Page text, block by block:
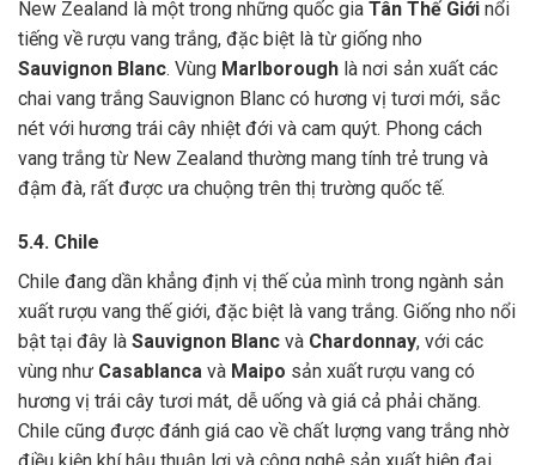
New Zealand là một trong những quốc gia Tân Thế Giới nổi
tiếng về rượu vang trắng, đặc biệt là từ giống nho
Sauvignon Blanc. Vùng Marlborough là nơi sản xuất các
chai vang trắng Sauvignon Blanc có hương vị tươi mới, sắc
nét với hương trái cây nhiệt đới và cam quýt. Phong cách
vang trắng từ New Zealand thường mang tính trẻ trung và
đậm đà, rất được ưa chuộng trên thị trường quốc tế.
5.4. Chile
Chile đang dần khẳng định vị thế của mình trong ngành sản
xuất rượu vang thế giới, đặc biệt là vang trắng. Giống nho nổi
bật tại đây là Sauvignon Blanc và Chardonnay, với các
vùng như Casablanca và Maipo sản xuất rượu vang có
hương vị trái cây tươi mát, dễ uống và giá cả phải chăng.
Chile cũng được đánh giá cao về chất lượng vang trắng nhờ